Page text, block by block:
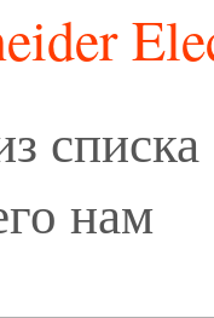
нам